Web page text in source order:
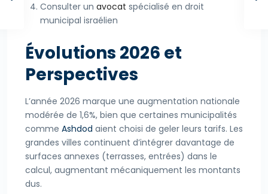
Consulter un avocat spécialisé en droit
municipal israélien
Évolutions 2026 et
Perspectives
L’année 2026 marque une augmentation nationale
modérée de 1,6%, bien que certaines municipalités
comme Ashdod aient choisi de geler leurs tarifs. Les
grandes villes continuent d’intégrer davantage de
surfaces annexes (terrasses, entrées) dans le
calcul, augmentant mécaniquement les montants
dus.